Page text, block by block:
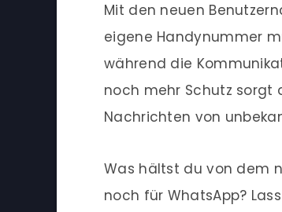
Mit den neuen
eigene Handynummer
während die
noch mehr Schutz sorgt
Nachrichten von
Was hältst du von dem
noch für WhatsApp?